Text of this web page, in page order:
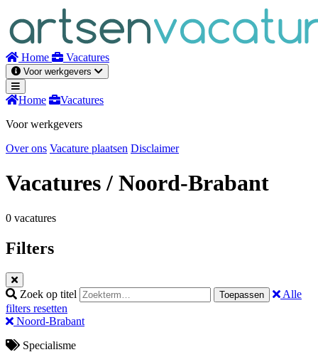
inhoud
Home Vacatures
Voor werkgevers
Home
Vacatures
Voor werkgevers
Over ons Vacature plaatsen Disclaimer
Vacatures/ Noord-Brabant
0 vacatures
Filters
Zoek op titel Toepassen
Alle
filters resetten
Noord-Brabant
Specialisme